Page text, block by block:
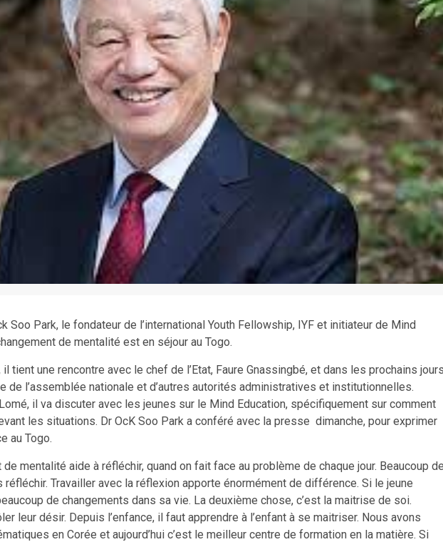
Soo Park, le fondateur de l’international Youth Fellowship, IYF et initiateur de Mind
de mentalité est en séjour au Togo.
tient une rencontre avec le chef de l’Etat, Faure Gnassingbé, et dans les prochains
de l’assemblée nationale et d’autres autorités administratives et institutionnelles.
il va discuter avec les jeunes sur le Mind Education, spécifiquement sur comment
les situations. Dr OcK Soo Park a conféré avec la presse dimanche, pour exprimer
au Togo.
de mentalité aide à réfléchir, quand on fait face au problème de chaque jour. Beaucoup
réfléchir. Travailler avec la réflexion apporte énormément de différence. Si le jeune
de changements dans sa vie. La deuxième chose, c’est la maitrise de soi.
leur désir. Depuis l’enfance, il faut apprendre à l’enfant à se maitriser. Nous avons
en Corée et aujourd’hui c’est le meilleur centre de formation en la matière. Si